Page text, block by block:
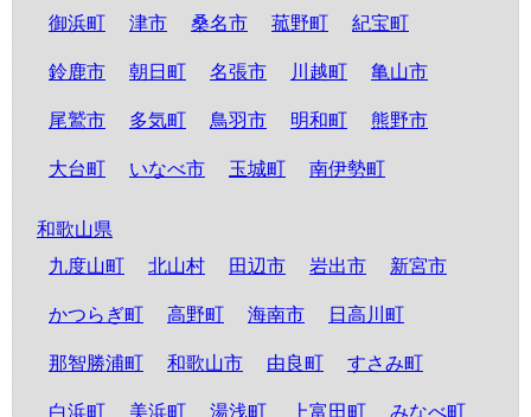
御浜町 津市 桑名市 菰野町 紀宝町
鈴鹿市 朝日町 名張市 川越町 亀山市
尾鷲市 多気町 鳥羽市 明和町 熊野市
大台町 いなべ市 玉城町 南伊勢町
和歌山県
九度山町
北山村 田辺市 岩出市 新宮市
かつらぎ町 高野町 海南市 日高川町
那智勝浦町 和歌山市 由良町 すさみ町
白浜町 美浜町 湯浅町 上富田町 みなべ町